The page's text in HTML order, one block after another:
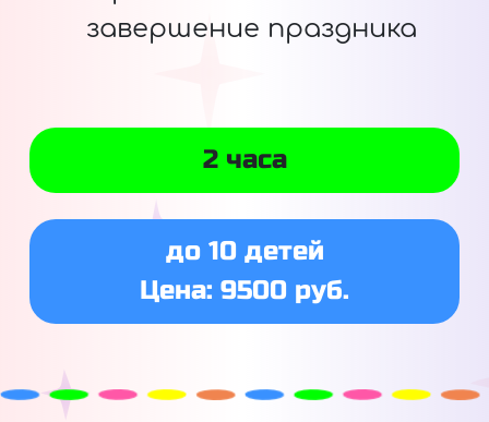
завершение праздника
2 часа
до 10 детей
Цена: 9500 руб.